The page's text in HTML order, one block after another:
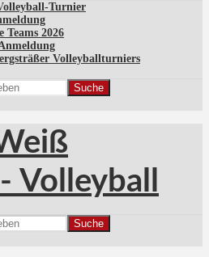
Turnier
Teams 2026
Volleyballturniers
Suche
Suche